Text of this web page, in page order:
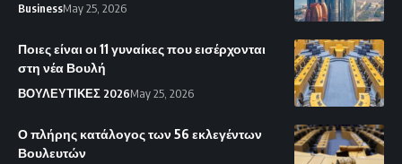
BusinessMay 25, 2026
Ποιες είναι οι 11 γυναίκες που εισέρχονται
στη νέα Βουλή
ΒΟΥΛΕΥΤΙΚΕΣ 2026May 25, 2026
Ο πλήρης κατάλογος των 56 εκλεγέντων
Βουλευτών